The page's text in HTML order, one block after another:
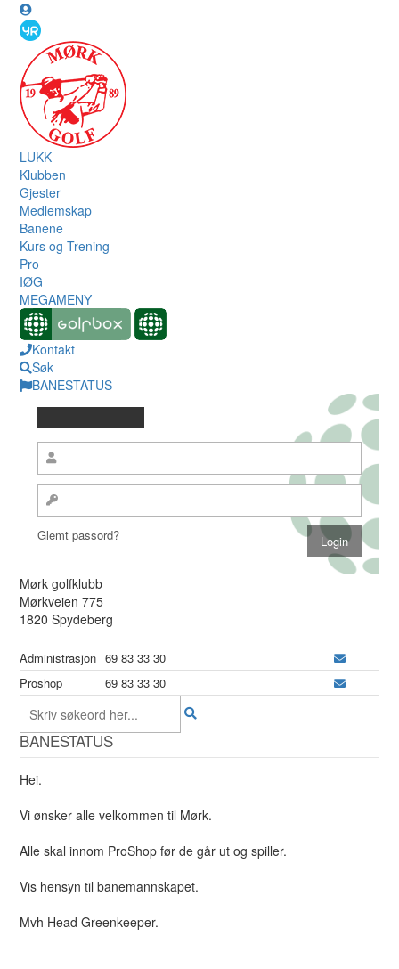
LUKK
Klubben
Gjester
Medlemskap
Banene
Kurs og Trening
Pro
IØG
MEGAMENY
Kontakt
Søk
BANESTATUS
Glemt passord?
Mørk golfklubb
Mørkveien 775
1820 Spydeberg
Administrasjon 69 83 33 30
Proshop
69 83 33 30
BANESTATUS
Hei.
Vi ønsker alle velkommen til Mørk.
Alle skal innom ProShop før de går ut og spiller.
Vis hensyn til banemannskapet.
Mvh Head Greenkeeper.